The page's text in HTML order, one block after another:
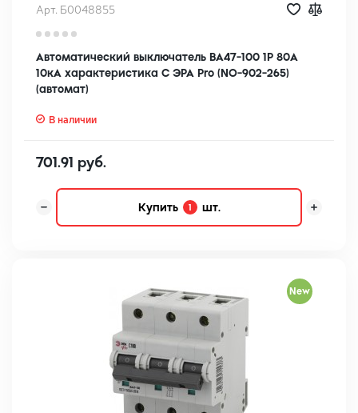
Арт. Б0048855
Автоматический выключатель ВА47-100 1Р 80А
10кА характеристика C ЭРА Pro (NO-902-265)
(автомат)
В наличии
701.91 руб.
Купить 1 шт.
New